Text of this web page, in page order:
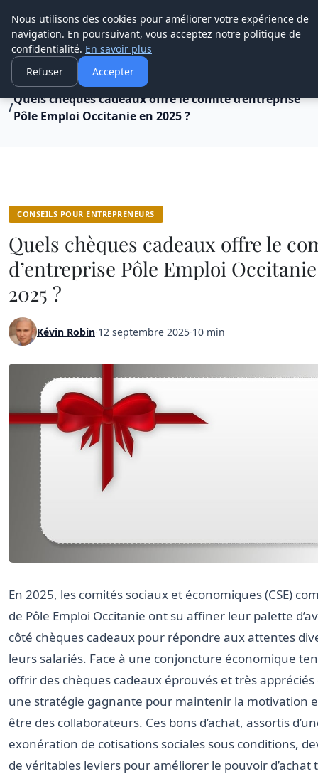
Henry Panky
Accueil
Conseils pour entrepreneurs
Quels chèques cadeaux offre le comité d’entreprise
Pôle Emploi Occitanie en 2025 ?
CONSEILS POUR ENTREPRENEURS
Quels chèques cadeaux offre le
d’entreprise Pôle Emploi
2025 ?
Kévin Robin 12 septembre 2025 10 min
En 2025, les comités sociaux et économiques (CSE)
de Pôle Emploi Occitanie ont su affiner leur palette
côté chèques cadeaux pour répondre aux attentes
leurs salariés. Face à une conjoncture économique
offrir des chèques cadeaux éprouvés et très
une stratégie gagnante pour maintenir la motivation
être des collaborateurs. Ces bons d’achat, assortis
exonération de cotisations sociales sous conditions,
de véritables leviers pour améliorer le pouvoir d’achat
Nous utilisons des cookies pour améliorer votre expérience de
navigation. En poursuivant, vous acceptez notre politique de
confidentialité. En savoir plus
Refuser
Accepter